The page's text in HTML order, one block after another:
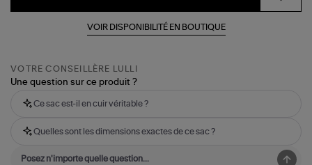
VOIR DISPONIBILITÉ EN BOUTIQUE
VOTRE CONSEILLÈRE LULLI
Une question sur ce produit ?
Ce sac est-il en cuir véritable ?
Quelles sont les dimensions exactes de ce sac ?